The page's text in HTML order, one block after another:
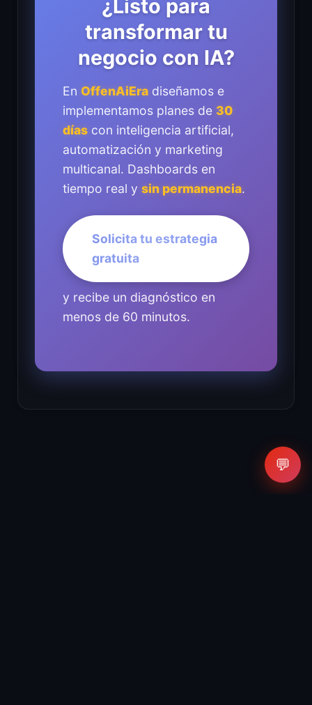
¿Listo para
transformar tu
negocio con IA?
En OffenAiEra diseñamos e
implementamos planes de 30
días con inteligencia artificial,
automatización y marketing
multicanal. Dashboards en
tiempo real y sin permanencia.
Solicita tu estrategia
gratuita
y recibe un diagnóstico en
menos de 60 minutos.
💬